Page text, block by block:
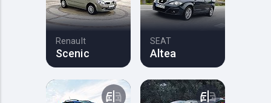
Renault
Scenic
SEAT
Altea